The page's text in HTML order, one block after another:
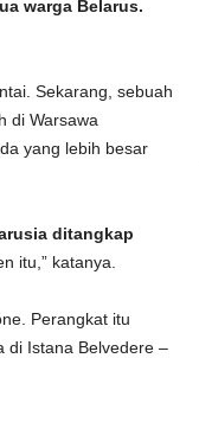
warga Belarus.
Sekarang, sebuah
di Warsawa
yang lebih besar
ditangkap
itu,” katanya.
Perangkat itu
di Istana Belvedere –